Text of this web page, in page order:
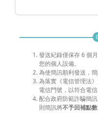
發送紀錄僅保存 6 個
您的個人設備。
為使簡訊順利發送，簡
為落實《電信管理法
電信門號，以符合電
配合政府防範詐騙簡
則簡訊將不予回補點數